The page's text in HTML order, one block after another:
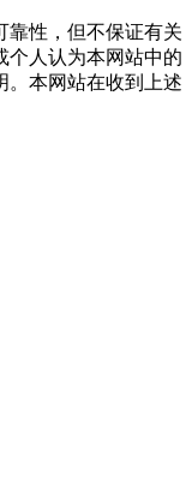
性，但不保证有关
个人认为本网站中的
。本网站在收到上述